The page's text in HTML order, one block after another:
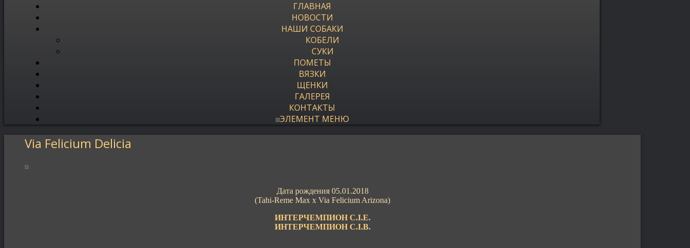
ГЛАВНАЯ
НОВОСТИ
НАШИ СОБАКИ
КОБЕЛИ
СУКИ
ПОМЕТЫ
ВЯЗКИ
ЩЕНКИ
ГАЛЕРЕЯ
КОНТАКТЫ
ЭЛЕМЕНТ МЕНЮ
Via Felicium Delicia
Дата рождения 05.01.2018
(Tahi-Reme Max x Via Felicium Arizona)
ИНТЕРЧЕМПИОН C.I.E.
ИНТЕРЧЕМПИОН C.I.B.